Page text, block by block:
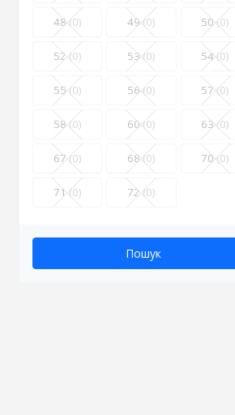
48(0) 49(0) 50(0)
52(0) 53(0) 54(0)
55(0) 56(0) 57(0)
58(0) 60(0) 63(0)
67(0) 68(0) 70(0)
71(0) 72(0)
Пошук